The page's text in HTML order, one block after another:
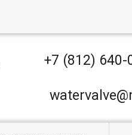
+7 (812) 640-